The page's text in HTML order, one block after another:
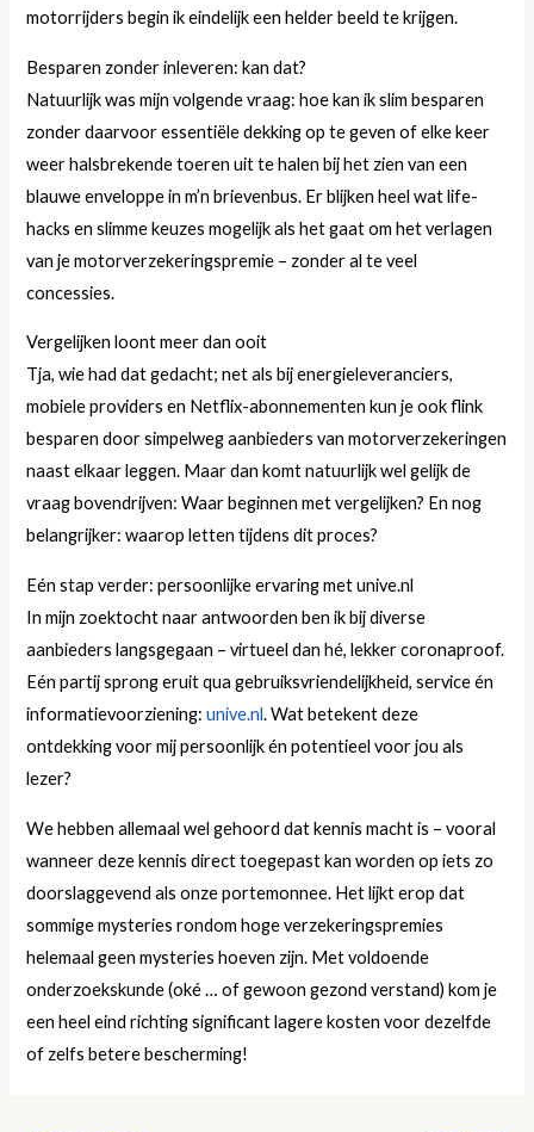
motorrijders begin ik eindelijk een helder beeld te krijgen.
Besparen zonder inleveren: kan dat?
Natuurlijk was mijn volgende vraag: hoe kan ik slim besparen
zonder daarvoor essentiële dekking op te geven of elke keer
weer halsbrekende toeren uit te halen bij het zien van een
blauwe enveloppe in m’n brievenbus. Er blijken heel wat life-
hacks en slimme keuzes mogelijk als het gaat om het verlagen
van je motorverzekeringspremie – zonder al te veel
concessies.
Vergelijken loont meer dan ooit
Tja, wie had dat gedacht; net als bij energieleveranciers,
mobiele providers en Netflix-abonnementen kun je ook flink
besparen door simpelweg aanbieders van motorverzekeringen
naast elkaar leggen. Maar dan komt natuurlijk wel gelijk de
vraag bovendrijven: Waar beginnen met vergelijken? En nog
belangrijker: waarop letten tijdens dit proces?
Eén stap verder: persoonlijke ervaring met unive.nl
In mijn zoektocht naar antwoorden ben ik bij diverse
aanbieders langsgegaan – virtueel dan hé, lekker coronaproof.
Eén partij sprong eruit qua gebruiksvriendelijkheid, service én
informatievoorziening:unive.nl. Wat betekent deze
ontdekking voor mij persoonlijk én potentieel voor jou als
lezer?
We hebben allemaal wel gehoord dat kennis macht is – vooral
wanneer deze kennis direct toegepast kan worden op iets zo
doorslaggevend als onze portemonnee. Het lijkt erop dat
sommige mysteries rondom hoge verzekeringspremies
helemaal geen mysteries hoeven zijn. Met voldoende
onderzoekskunde (oké … of gewoon gezond verstand) kom je
een heel eind richting significant lagere kosten voor dezelfde
of zelfs betere bescherming!